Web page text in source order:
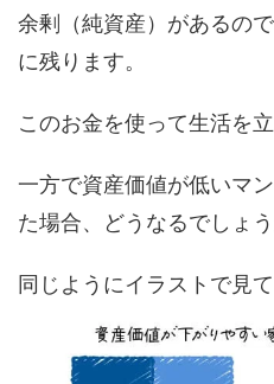
余剰（純資産）があるの
に残ります。
このお金を使って生活を
一方で資産価値が低いマ
た場合、どうなるでしょう
同じようにイラストで見て